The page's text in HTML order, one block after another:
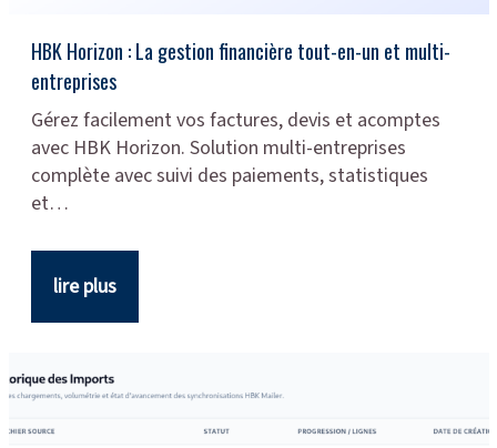
HBK Horizon : La gestion financière tout-en-un et multi-
entreprises
Gérez facilement vos factures, devis et acomptes
avec HBK Horizon. Solution multi-entreprises
complète avec suivi des paiements, statistiques
et…
lire plus